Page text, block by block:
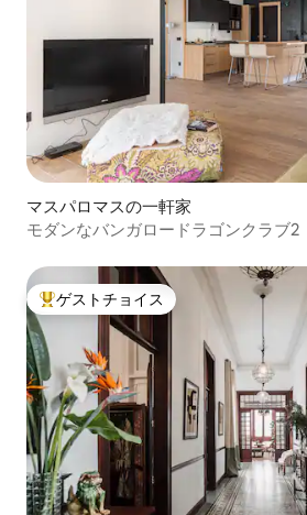
マスパロマスの一軒家
モダンなバンガロードラゴンクラブ2
大好評のゲストチョイスです。
ゲストチョイス